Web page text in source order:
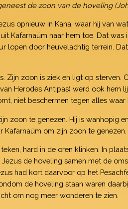
de zoon van de hoveling
opnieuw in Kana, waar hij van
Kafarnaüm naar hem toe. Dat was
lopen door heuvelachtig terrein.
Zijn zoon is ziek en ligt op sterven.
Herodes Antipas) werd ook hem
niet beschermen tegen alles waar
zoon te genezen. Hij is wanhopig
om zijn zoon te genezen.
hard in de oren klinken. In
de hoveling samen met de
had kort daarvoor op het
de hoveling staan waren
om nog meer wonderen te zien.